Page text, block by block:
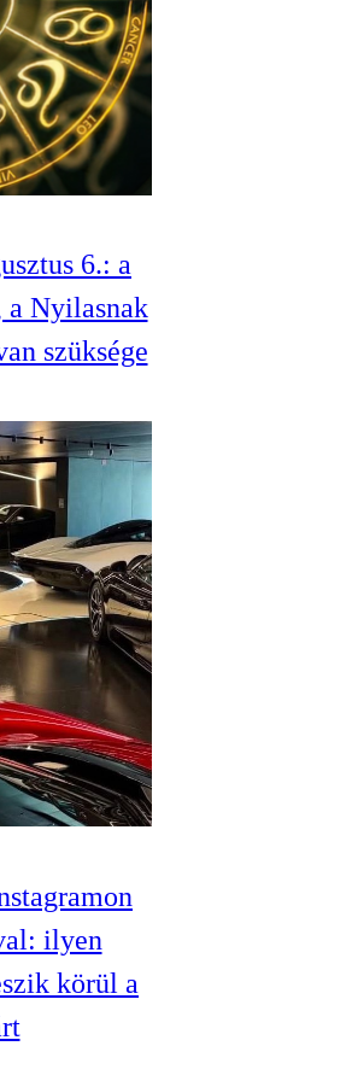
6.: a
Nyilasnak
szüksége
ilyen
körül a